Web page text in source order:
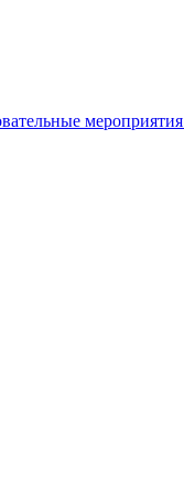
мероприятия